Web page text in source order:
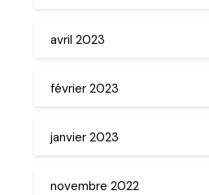
avril 2023
février 2023
janvier 2023
novembre 2022